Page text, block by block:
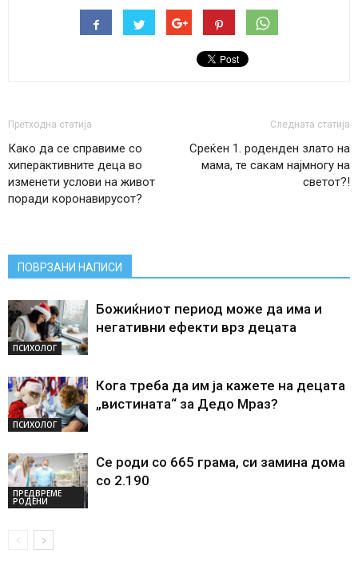
Претходна статија
Како да се справиме со
хиперактивните деца во
изменети услови на живот
поради коронавирусот?
Следната статија
Среќен 1. роденден злато на
мама, те сакам најмногу на
светот?!
ПОВРЗАНИ НАПИСИ
ПСИХОЛОГ
Божиќниот период може да има и
негативни ефекти врз децата
ПСИХОЛОГ
Кога треба да им ја кажете на децата
„вистината“ за Дедо Мраз?
ПРЕДВРЕМЕ
РОДЕНИ
Се роди со 665 грама, си замина дома
со 2.190